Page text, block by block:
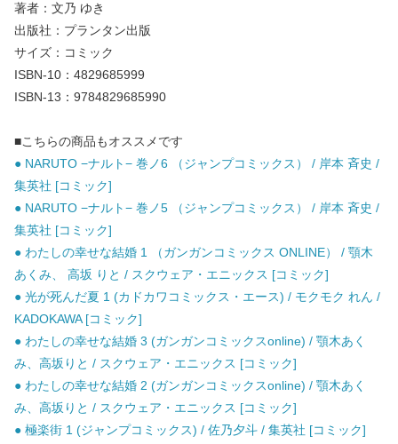
著者：文乃 ゆき
出版社：プランタン出版
サイズ：コミック
ISBN-10：4829685999
ISBN-13：9784829685990
■こちらの商品もオススメです
● NARUTO −ナルト− 巻ノ6 （ジャンプコミックス） / 岸本 斉史 /
集英社 [コミック]
● NARUTO −ナルト− 巻ノ5 （ジャンプコミックス） / 岸本 斉史 /
集英社 [コミック]
● わたしの幸せな結婚 1 （ガンガンコミックス ONLINE） / 顎木
あくみ、 高坂 りと / スクウェア・エニックス [コミック]
● 光が死んだ夏 1 (カドカワコミックス・エース) / モクモク れん /
KADOKAWA [コミック]
● わたしの幸せな結婚 3 (ガンガンコミックスonline) / 顎木あく
み、高坂りと / スクウェア・エニックス [コミック]
● わたしの幸せな結婚 2 (ガンガンコミックスonline) / 顎木あく
み、高坂りと / スクウェア・エニックス [コミック]
● 極楽街 1 (ジャンプコミックス) / 佐乃夕斗 / 集英社 [コミック]